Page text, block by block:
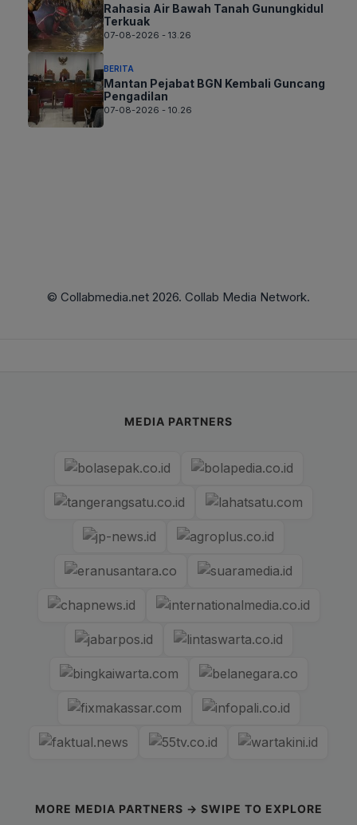
Rahasia Air Bawah Tanah Gunungkidul
Terkuak
07-08-2026 - 13.26
BERITA
Mantan Pejabat BGN Kembali Guncang
Pengadilan
07-08-2026 - 10.26
© Collabmedia.net 2026. Collab Media Network.
MEDIA PARTNERS
MORE MEDIA PARTNERS → SWIPE TO EXPLORE